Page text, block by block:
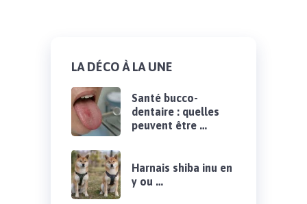
LA DÉCO À LA UNE
Santé bucco-
dentaire : quelles
peuvent être …
Harnais shiba inu en
y ou …